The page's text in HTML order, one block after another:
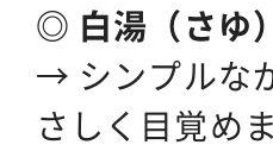
◎ 白湯（さゆ）
→ シンプルな
さしく目覚めま